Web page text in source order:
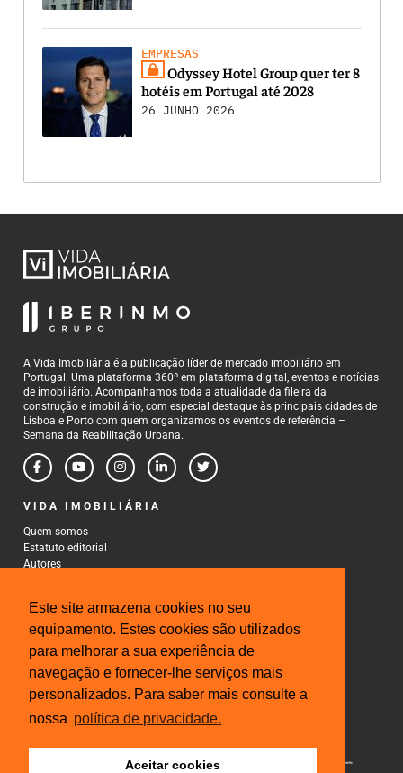
Este site armazena cookies no seu
equipamento. Estes cookies são utilizados
para melhorar a sua experiência de
navegação e fornecer-lhe serviços mais
personalizados. Para saber mais consulte a
nossa política de privacidade.
Aceitar cookies
EMPRESAS
Odyssey Hotel Group quer ter 8
hotéis em Portugal até 2028
26 JUNHO 2026
A Vida Imobiliária é a publicação líder de mercado imobiliário em
Portugal. Uma plataforma 360º em plataforma digital, eventos e notícias
de imobiliário. Acompanhamos toda a atualidade da fileira da
construção e imobiliário, com especial destaque às principais cidades de
Lisboa e Porto com quem organizamos os eventos de referência –
Semana da Reabilitação Urbana.
VIDA IMOBILIÁRIA
Quem somos
Estatuto editorial
Autores
CONTACTOS
Rua Gonçalo Cristovão, 185 - 6º
4000-269 Porto
Tel: 222 085 009
Fax: 222 085 010
Email: gestao@iberinmo.com